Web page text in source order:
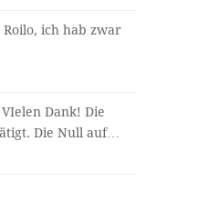
ich hab zwar
VIelen Dank! Die
Die Null auf…